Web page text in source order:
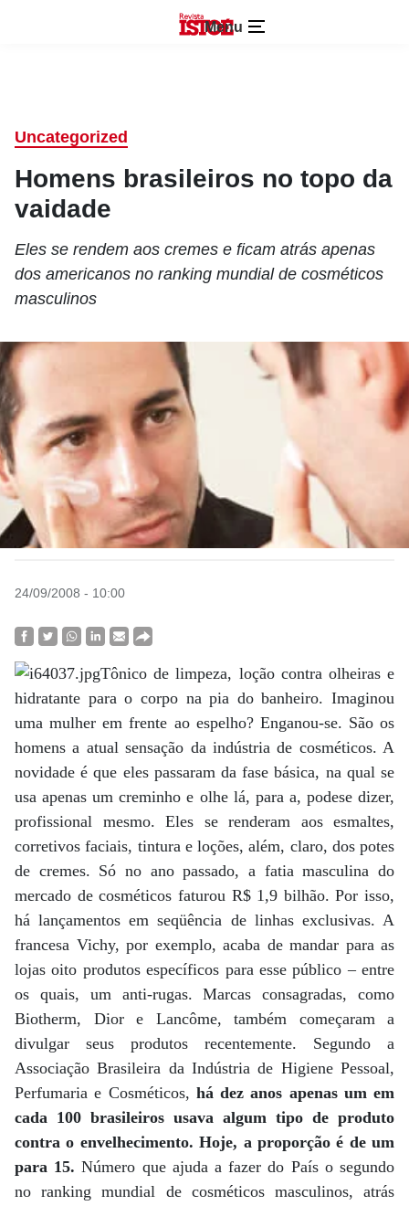
Menu
Uncategorized
Homens brasileiros no topo da
vaidade
Eles se rendem aos cremes e ficam atrás apenas
dos americanos no ranking mundial de cosméticos
masculinos
24/09/2008 - 10:00
Tônico de limpeza, loção contra olheiras e
hidratante para o corpo na pia do banheiro. Imaginou
uma mulher em frente ao espelho? Enganou-se. São os
homens a atual sensação da indústria de cosméticos. A
novidade é que eles passaram da fase básica, na qual se
usa apenas um creminho e olhe lá, para a, podese dizer,
profissional mesmo. Eles se renderam aos esmaltes,
corretivos faciais, tintura e loções, além, claro, dos potes
de cremes. Só no ano passado, a fatia masculina do
mercado de cosméticos faturou R$ 1,9 bilhão. Por isso,
há lançamentos em seqüência de linhas exclusivas. A
francesa Vichy, por exemplo, acaba de mandar para as
lojas oito produtos específicos para esse público – entre
os quais, um anti-rugas. Marcas consagradas, como
Biotherm, Dior e Lancôme, também começaram a
divulgar seus produtos recentemente. Segundo a
Associação Brasileira da Indústria de Higiene Pessoal,
Perfumaria e Cosméticos, há dez anos apenas um em
cada 100 brasileiros usava algum tipo de produto
contra o envelhecimento. Hoje, a proporção é de um
para 15.Número que ajuda a fazer do País o segundo
no ranking mundial de cosméticos masculinos, atrás